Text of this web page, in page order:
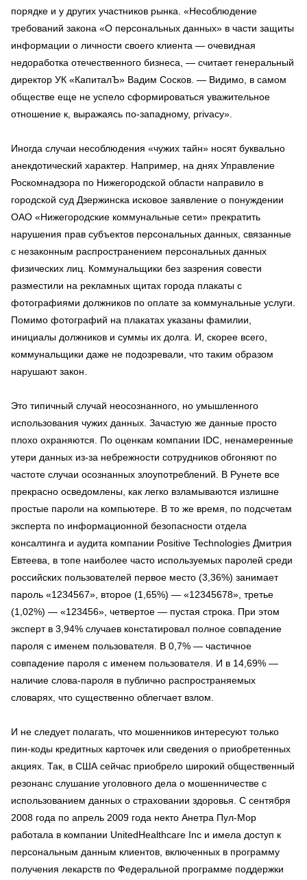
порядке и у других участников рынка. «Несоблюдение
требований закона «О персональных данных» в части защиты
информации о личности своего клиента — очевидная
недоработка отечественного бизнеса, — считает генеральный
директор УК «КапиталЪ» Вадим Сосков. — Видимо, в самом
обществе еще не успело сформироваться уважительное
отношение к, выражаясь по-западному, privacy».
Иногда случаи несоблюдения «чужих тайн» носят буквально
анекдотический характер. Например, на днях Управление
Роскомнадзора по Нижегородской области направило в
городской суд Дзержинска исковое заявление о понуждении
ОАО «Нижегородские коммунальные сети» прекратить
нарушения прав субъектов персональных данных, связанные
с незаконным распространением персональных данных
физических лиц. Коммунальщики без зазрения совести
разместили на рекламных щитах города плакаты с
фотографиями должников по оплате за коммунальные услуги.
Помимо фотографий на плакатах указаны фамилии,
инициалы должников и суммы их долга. И, скорее всего,
коммунальщики даже не подозревали, что таким образом
нарушают закон.
Это типичный случай неосознанного, но умышленного
использования чужих данных. Зачастую же данные просто
плохо охраняются. По оценкам компании IDC, ненамеренные
утери данных из-за небрежности сотрудников обгоняют по
частоте случаи осознанных злоупотреблений. В Рунете все
прекрасно осведомлены, как легко взламываются излишне
простые пароли на компьютере. В то же время, по подсчетам
эксперта по информационной безопасности отдела
консалтинга и аудита компании Positive Technologies Дмитрия
Евтеева, в топе наиболее часто используемых паролей среди
российских пользователей первое место (3,36%) занимает
пароль «1234567», второе (1,65%) — «12345678», третье
(1,02%) — «123456», четвертое — пустая строка. При этом
эксперт в 3,94% случаев констатировал полное совпадение
пароля с именем пользователя. В 0,7% — частичное
совпадение пароля с именем пользователя. И в 14,69% —
наличие слова-пароля в публично распространяемых
словарях, что существенно облегчает взлом.
И не следует полагать, что мошенников интересуют только
пин-коды кредитных карточек или сведения о приобретенных
акциях. Так, в США сейчас приобрело широкий общественный
резонанс слушание уголовного дела о мошенничестве с
использованием данных о страховании здоровья. С сентября
2008 года по апрель 2009 года некто Анетра Пул-Мор
работала в компании UnitedHealthcare Inc и имела доступ к
персональным данным клиентов, включенных в программу
получения лекарств по Федеральной программе поддержки